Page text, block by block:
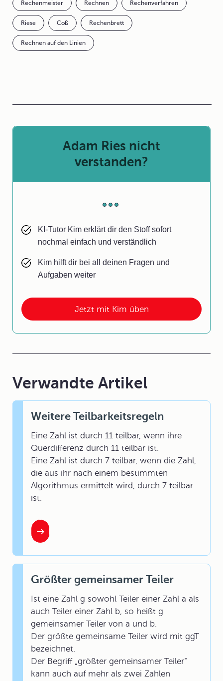
Rechenmeister Rechnen Rechenverfahren
Riese Coß Rechenbrett
Rechnen auf den Linien
Jetzt mit Kim üben
Adam Ries nicht
verstanden?
KI-Tutor Kim erklärt dir den Stoff sofort
nochmal einfach und verständlich
Kim hilft dir bei all deinen Fragen und
Aufgaben weiter
Verwandte Artikel
Weitere Teilbarkeitsregeln
Eine Zahl ist durch 11 teilbar, wenn ihre
Querdifferenz durch 11 teilbar ist.
Eine Zahl ist durch 7 teilbar, wenn die Zahl,
die aus ihr nach einem bestimmten
Algorithmus ermittelt wird, durch 7 teilbar
ist.
Größter gemeinsamer Teiler
Ist eine Zahl g sowohl Teiler einer Zahl a als
auch Teiler einer Zahl b, so heißt g
gemeinsamer Teiler von a und b.
Der größte gemeinsame Teiler wird mit ggT
bezeichnet.
Der Begriff „größter gemeinsamer Teiler“
kann auch auf mehr als zwei Zahlen